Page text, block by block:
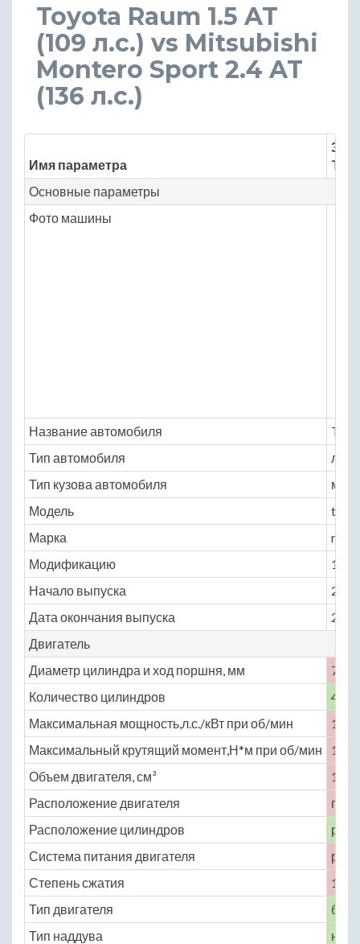
Toyota Raum 1.5 AT
(109 л.с.) vs Mitsubishi
Montero Sport 2.4 AT
(136 л.с.)
Имя параметра
Основные параметры
Фото машины
Название автомобиля
Тип автомобиля
Тип кузова автомобиля
Модель
Марка
raum
Модификацию
1.5
Начало выпуска
2003
Дата окончания выпуска
2011
Двигатель
Диаметр цилиндра и ход поршня, мм
75 ×
Количество цилиндров
4
Максимальная мощность,л.с./кВт при об/мин
109
Максимальный крутящий момент,Н*м при об/мин
141
Объем двигателя, см³
1496
Расположение двигателя
Расположение цилиндров
Система питания двигателя
Степень сжатия
10.5
Тип двигателя
Тип наддува
нет